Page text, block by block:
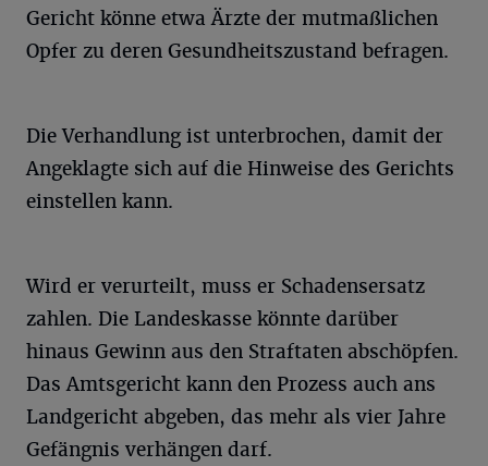
Gericht könne etwa Ärzte der mutmaßlichen
Opfer zu deren Gesundheitszustand befragen.
Die Verhandlung ist unterbrochen, damit der
Angeklagte sich auf die Hinweise des Gerichts
einstellen kann.
Wird er verurteilt, muss er Schadensersatz
zahlen. Die Landeskasse könnte darüber
hinaus Gewinn aus den Straftaten abschöpfen.
Das Amtsgericht kann den Prozess auch ans
Landgericht abgeben, das mehr als vier Jahre
Gefängnis verhängen darf.